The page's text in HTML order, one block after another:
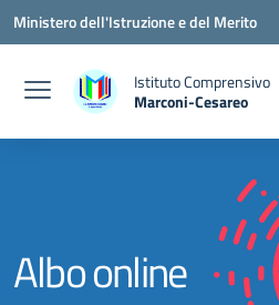
Vai ai contenuti
Vai al menu di navigazione
Vai al footer
Ministero dell'Istruzione e del Merito
Istituto Comprensivo
Marconi-Cesareo
Albo online